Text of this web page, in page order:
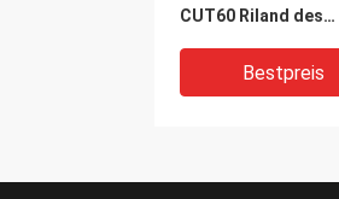
CUT60 Riland des
tragbarer einphasig-
Plasmaschneider
Bestpreis